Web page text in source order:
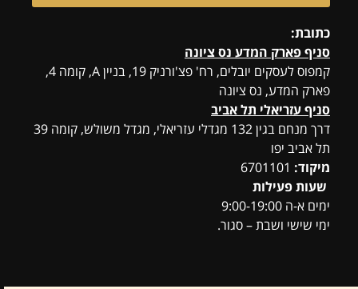
כתובת:
סניף פארק המדע נס ציונה
קמפוס לעסקים יובלים, רח' פצ'ורניק 19, בניין A, קומה 4,
פארק המדע, נס ציונה
סניף עזריאלי תל אביב
דרך מנחם בגין 132 מגדלי עזריאלי, מגדל משולש, קומה 39
תל אביב יפו
מיקוד:
שעות פעילות
ימים א-ה 9:00-19:00
ימי שישי ושבת – סגור.